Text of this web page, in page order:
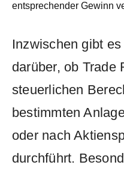
entsprechender Gewinn
Inzwischen gibt
darüber, ob Trade
steuerlichen
bestimmten
oder nach
durchführt.